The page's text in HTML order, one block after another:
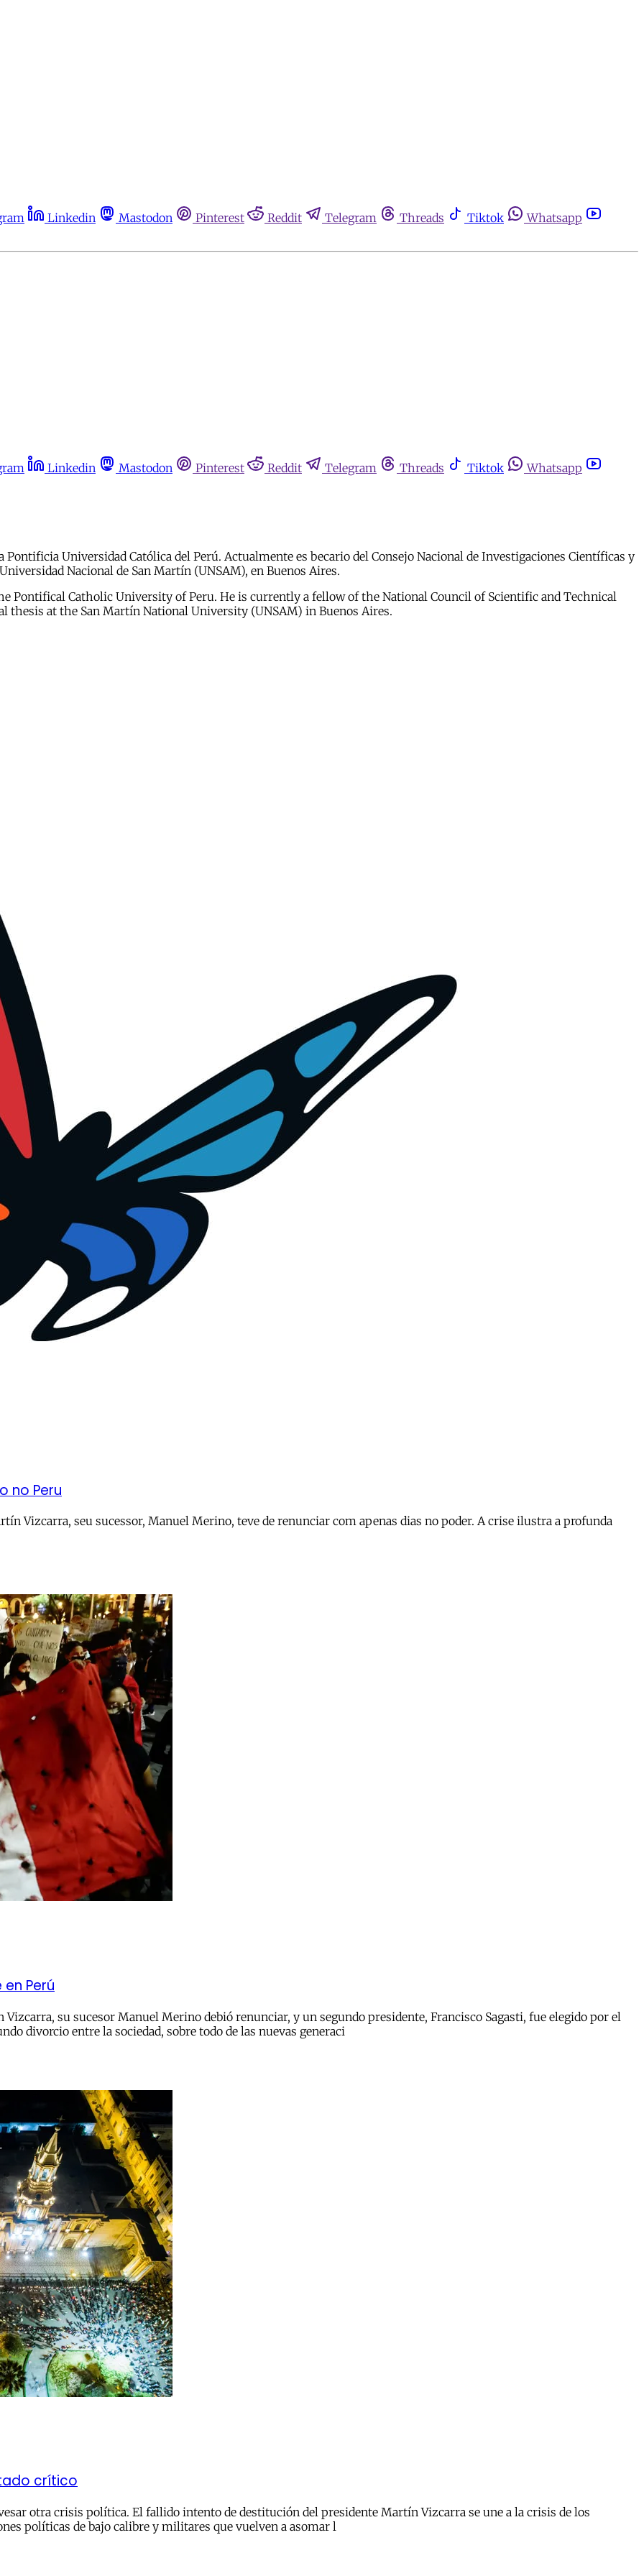
Linkedin Mastodon Pinterest Reddit Telegram Threads Tiktok Whatsapp
Linkedin Mastodon Pinterest Reddit Telegram Threads Tiktok Whatsapp
Pontificia Universidad Católica del Perú. Actualmente es becario del Consejo Nacional de Investigaciones Científicas y
Nacional de San Martín (UNSAM), en Buenos Aires.
Pontifical Catholic University of Peru. He is currently a fellow of the National Council of Scientific and Technical
thesis at the San Martín National University (UNSAM) in Buenos Aires.
no Peru
Vizcarra, seu sucessor, Manuel Merino, teve de renunciar com apenas dias no poder. A crise ilustra a profunda
Perú
su sucesor Manuel Merino debió renunciar, y un segundo presidente, Francisco Sagasti, fue elegido por el
divorcio entre la sociedad, sobre todo de las nuevas generaci
crítico
otra crisis política. El fallido intento de destitución del presidente Martín Vizcarra se une a la crisis de los
políticas de bajo calibre y militares que vuelven a asomar l